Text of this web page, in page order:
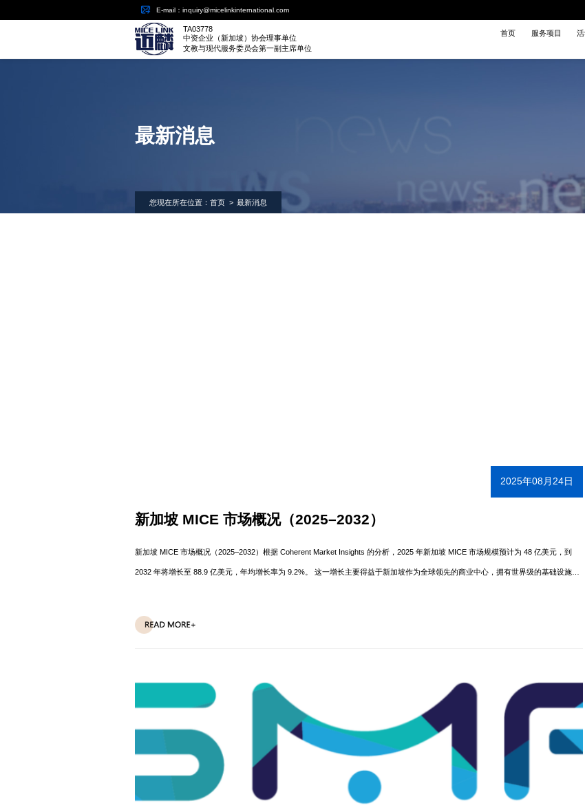
E-mail：inquiry@micelinkinternational.com
TA03778
中资企业（新加坡）协会理事单位
文教与现代服务委员会第一副主席单位
首页 服务项目
最新消息
您现在所在位置：首页 > 最新消息
2025年08月24日
新加坡 MICE 市场概况（2025–2032）
新加坡 MICE 市场概况（2025–2032）根据 Coherent Market Insights 的分析，2025 年新加坡 MICE 市场规模预计为 48 亿美元，到
2032 年将增长至 88.9 亿美元，年均增长率为 9.2%。 这一增长主要得益于新加坡作为全球领先的商业中心，拥有世界级的基础设施